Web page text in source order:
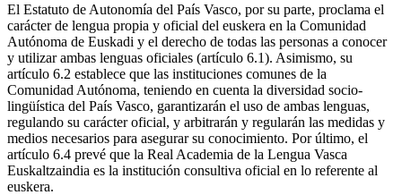
El Estatuto de Autonomía del País Vasco, por su parte, proclama el
carácter de lengua propia y oficial del euskera en la Comunidad
Autónoma de Euskadi y el derecho de todas las personas a conocer
y utilizar ambas lenguas oficiales (artículo 6.1). Asimismo, su
artículo 6.2 establece que las instituciones comunes de la
Comunidad Autónoma, teniendo en cuenta la diversidad socio-
lingüística del País Vasco, garantizarán el uso de ambas lenguas,
regulando su carácter oficial, y arbitrarán y regularán las medidas y
medios necesarios para asegurar su conocimiento. Por último, el
artículo 6.4 prevé que la Real Academia de la Lengua Vasca
Euskaltzaindia es la institución consultiva oficial en lo referente al
euskera.